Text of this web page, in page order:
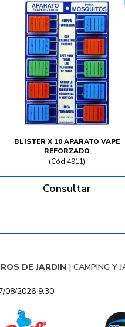
BLISTER X 10 APARATO VAPE
REFORZADO
(Cód.4911)
Consultar
DE JARDIN | CAMPING Y
08/2026 9:30